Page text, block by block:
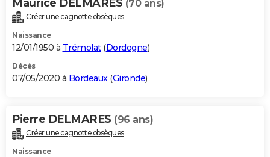
Maurice DELMARES (70 ans)
Créer une cagnotte obsèques
Naissance
12/01/1950 à Trémolat(Dordogne)
Décès
07/05/2020 à Bordeaux(Gironde)
Pierre DELMARES (96 ans)
Créer une cagnotte obsèques
Naissance